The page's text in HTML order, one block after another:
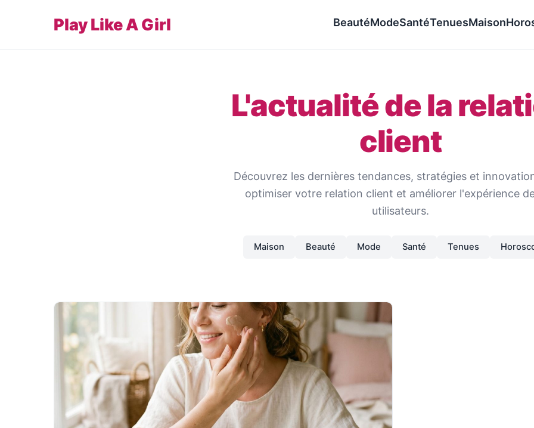
Play Like A Girl BeautéModeSantéTenuesMaison
L'actualité de la
client
Découvrez les dernières tendances, stratégies et
optimiser votre relation client et améliorer l'expérience
utilisateurs.
Maison Beauté Mode Santé Tenues